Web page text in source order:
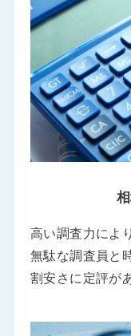
高い調査力によ
無駄な調査員と
割安さに定評が